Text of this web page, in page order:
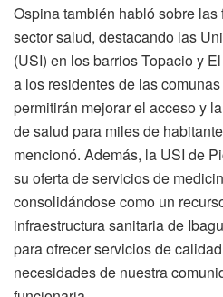
Ospina también habló sobre
sector salud, destacando las
(USI) en los barrios Topacio y
a los residentes de las
permitirán mejorar el acceso y
de salud para miles de
mencionó. Además, la USI de
su oferta de servicios de
consolidándose como un
infraestructura sanitaria de
para ofrecer servicios de
necesidades de nuestra